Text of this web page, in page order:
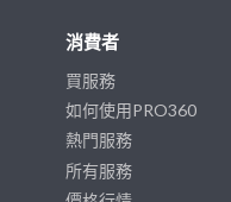
消費者
買服務
如何使用PRO360
熱門服務
所有服務